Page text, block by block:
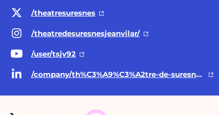
/theatresuresnes
/theatredesuresnesjeanvilar/
/user/tsjv92
/company/th%C3%A9%C3%A2tre-de-suresnes-jean-vilar/